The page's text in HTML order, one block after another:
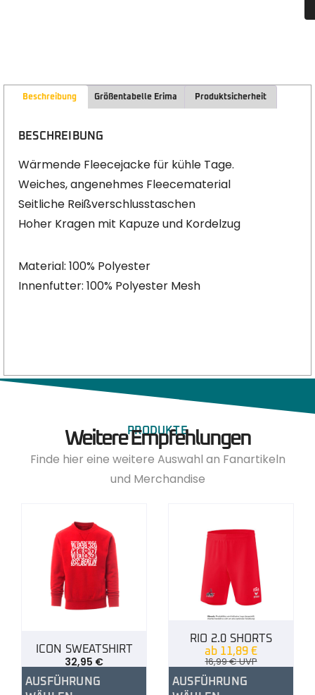
Beschreibung Größentabelle Erima Produktsicherheit
BESCHREIBUNG
Wärmende Fleecejacke für kühle Tage.
Weiches, angenehmes Fleecematerial
Seitliche Reißverschlusstaschen
Hoher Kragen mit Kapuze und Kordelzug
Material: 100% Polyester
Innenfutter: 100% Polyester Mesh
PRODUKTE
Weitere Empfehlungen
Finde hier eine weitere Auswahl an Fanartikeln
und Merchandise
ICON SWEATSHIRT
32,95 €
AUSFÜHRUNG
RIO 2.0 SHORTS
ab 11,89 €
16,99€UVP
AUSFÜHRUNG